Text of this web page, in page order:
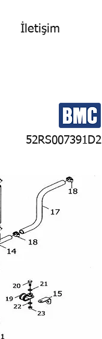
İletişim
52RS007391D2